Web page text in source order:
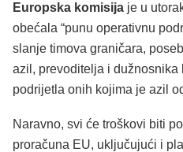
Europska komisija je u
obećala “punu operativnu
slanje timova graničara,
azil, prevoditelja i
podrijetla onih kojima je azil
Naravno, svi će troškovi biti
proračuna EU, uključujući i